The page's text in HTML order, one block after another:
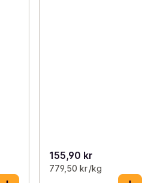
155,90 kr
779,50 kr /kg